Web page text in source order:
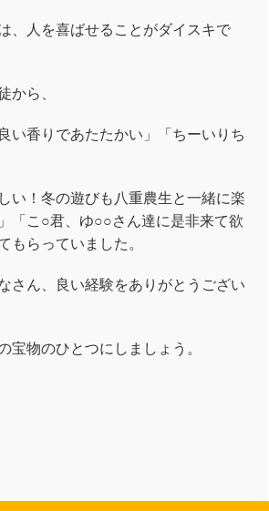
、人を喜ばせることがダイスキで
から、
い香りであたたかい」「ちーいりち
い！冬の遊びも八重農生と一緒に楽
「こ○君、ゆ○○さん達に是非来て欲
もらっていました。
さん、良い経験をありがとうござい
物のひとつにしましょう。